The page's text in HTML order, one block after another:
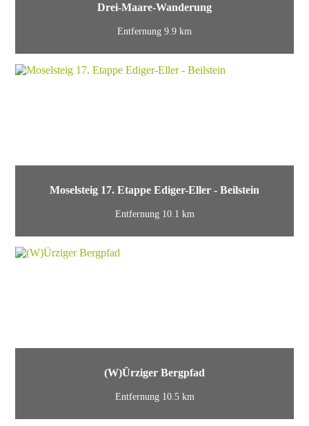
Drei-Maare-Wanderung
Entfernung 9.9 km
Moselsteig 17. Etappe Ediger-Eller - Beilstein
Entfernung 10.1 km
(W)Ürziger Bergpfad
Entfernung 10.5 km